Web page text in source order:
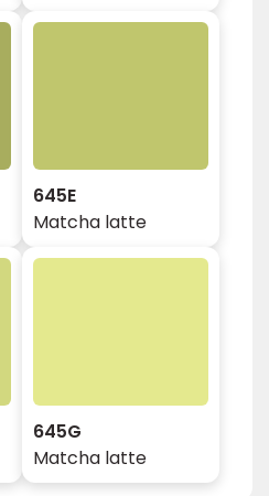
645E
Matcha latte
645G
Matcha latte